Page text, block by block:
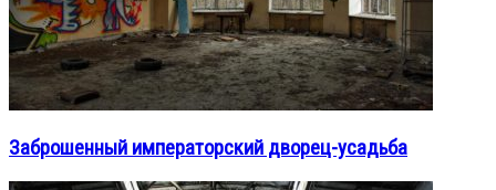
Заброшенный императорский дворец-усадьба